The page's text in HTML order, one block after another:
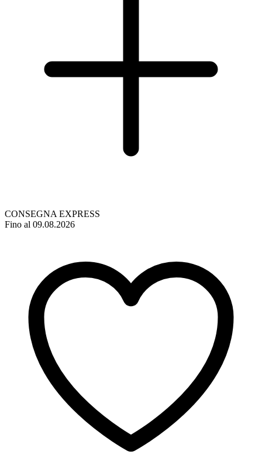
CONSEGNA EXPRESS
Fino al 09.08.2026